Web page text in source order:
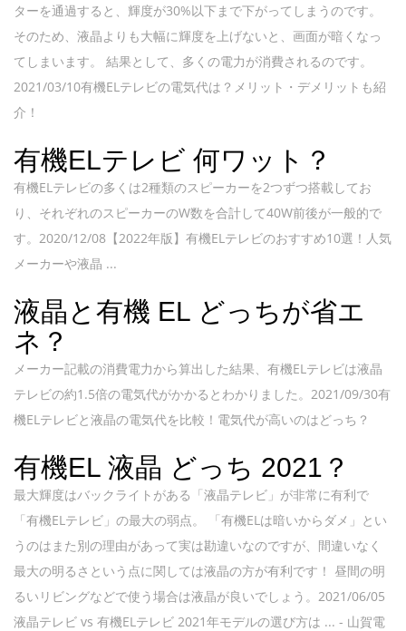
ターを通過すると、輝度が30%以下まで下がってしまうのです。
そのため、液晶よりも大幅に輝度を上げないと、画面が暗くなっ
てしまいます。 結果として、多くの電力が消費されるのです。
2021/03/10有機ELテレビの電気代は？メリット・デメリットも紹
介！
有機ELテレビ 何ワット？
有機ELテレビの多くは2種類のスピーカーを2つずつ搭載してお
り、それぞれのスピーカーのW数を合計して40W前後が一般的で
す。2020/12/08【2022年版】有機ELテレビのおすすめ10選！人気
メーカーや液晶 ...
液晶と有機 EL どっちが省エ
ネ？
メーカー記載の消費電力から算出した結果、有機ELテレビは液晶
テレビの約1.5倍の電気代がかかるとわかりました。2021/09/30有
機ELテレビと液晶の電気代を比較！電気代が高いのはどっち？
有機EL 液晶 どっち 2021？
最大輝度はバックライトがある「液晶テレビ」が非常に有利で
「有機ELテレビ」の最大の弱点。 「有機ELは暗いからダメ」とい
うのはまた別の理由があって実は勘違いなのですが、間違いなく
最大の明るさという点に関しては液晶の方が有利です！ 昼間の明
るいリビングなどで使う場合は液晶が良いでしょう。2021/06/05
液晶テレビ vs 有機ELテレビ 2021年モデルの選び方は ... - 山賀電